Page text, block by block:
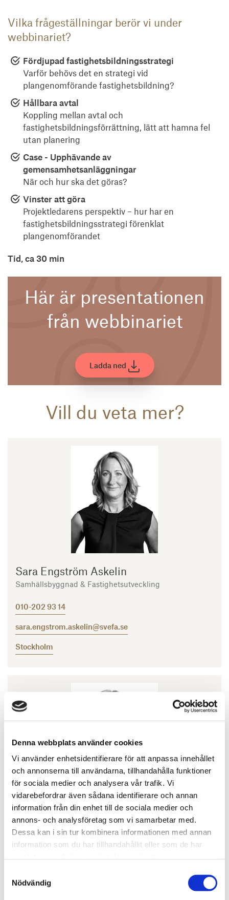
Denna webbplats använder cookies
Vi använder enhetsidentifierare för att anpassa innehållet
och annonserna till användarna, tillhandahålla funktioner
för sociala medier och analysera vår trafik. Vi
vidarebefordrar även sådana identifierare och annan
information från din enhet till de sociala medier och
annons- och analysföretag som vi samarbetar med.
Dessa kan i sin tur kombinera informationen med annan
information som du har tillhandahållit eller som de har
Nödvändig
Vilka frågeställningar berör vi under
webbinariet?
Fördjupad fastighetsbildningsstrategi
Varför behövs det en strategi vid
plangenomförande fastighetsbildning?
Hållbara avtal
Koppling mellan avtal och
fastighetsbildningsförrättning, lätt att hamna fel
utan planering
Case - Upphävande av
gemensamhetsanläggningar
När och hur ska det göras?
Vinster att göra
Projektledarens perspektiv – hur har en
fastighetsbildningsstrategi förenklat
plangenomförandet
Tid, ca 30 min
Här är presentationen
från webbinariet
Ladda ned
Vill du veta mer?
Sara Engström Askelin
Samhällsbyggnad & Fastighetsutveckling
010-202 93 14
sara.engstrom.askelin@svefa.se
Stockholm
Emma Engström
Samhällsbyggnad & Fastighetsutveckling
010-202 93 07
Örebro